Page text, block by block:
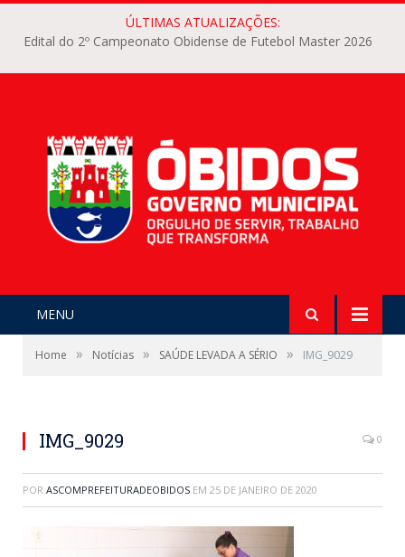
ÚLTIMAS ATUALIZAÇÕES:
Edital do 2º Campeonato Obidense de Futebol Master 2026
MENU
Home » Notícias » SAÚDE LEVADA A SÉRIO » IMG_9029
IMG_9029 0
POR ASCOMPREFEITURADEOBIDOS EM 25 DE JANEIRO DE 2020